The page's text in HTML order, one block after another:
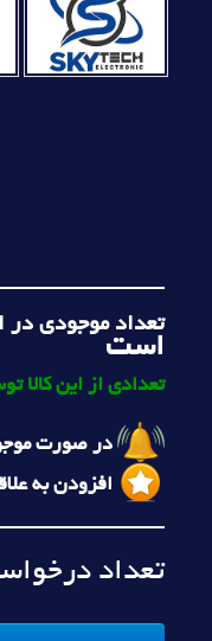
تعداد موجودی در
است
تعدادی از این
در صورت
افزودن به
تعداد